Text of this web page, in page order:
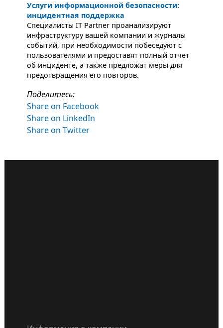
Услуги информационной безопасности:
инцидентная поддержка
Специалисты IT Partner проанализируют
инфраструктуру вашей компании и журналы
событий, при необходимости побеседуют с
пользователями и предоставят полный отчет
об инциденте, а также предложат меры для
предотвращения его повторов.
Поделитесь:
Share on Facebook
Share on LinkedIn
Share on Twitter